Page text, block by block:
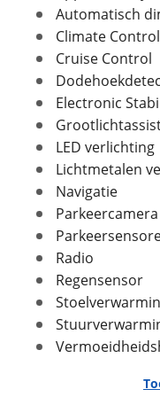
In- en exterieur
Staat optisch
Aantal deuren
Aantal zitplaatsen
Bekleding
Kleur
Fabriekskleur
Verbruik en milieu
Brandstof
Nevenbrandstof
Automatisch
Climate Control
Cruise Control
Electronic
LED verlichting
Lichtmetalen
Navigatie
Parkeercamera
Radio
Regensensor
Foto's
Klik hier
(optioneel)
JPG, PNG
Jouw
Naam
E-mailadres